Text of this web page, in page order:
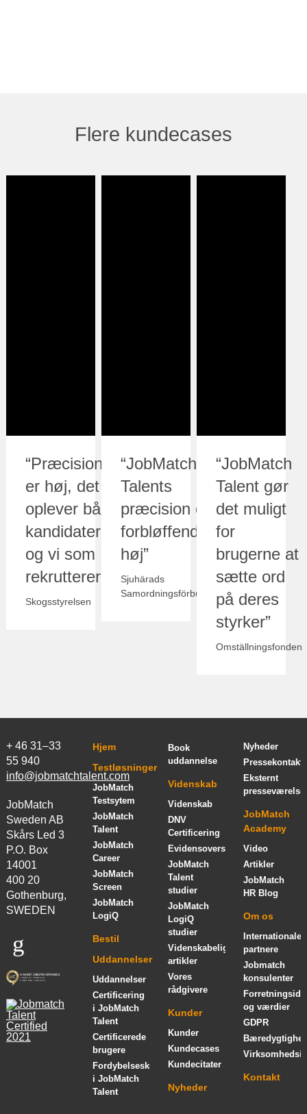
Flere kundecases
“Præcisionen
er høj, det
oplever både
kandidaterne
og vi som
rekrutterere”
Skogsstyrelsen
“JobMatch
Talents
præcision er
forbløffende
høj”
Sjuhärads
Samordningsförbund
“JobMatch
Talent gør
det muligt
for
brugerne at
sætte ord
på deres
styrker”
Omställningsfonden
+ 46 31–33
55 940
info@jobmatchtalent.com
JobMatch
Sweden AB
Skårs Led 3
P.O. Box
14001
400 20
Gothenburg,
SWEDEN
Hjem
Testløsninger
JobMatch
Testsytem
JobMatch
Talent
JobMatch
Career
JobMatch
Screen
JobMatch
LogiQ
Bestil
Uddannelser
Uddannelser
Certificering
i JobMatch
Talent
Certificerede
brugere
Fordybelseskursus
i JobMatch
Talent
Book
uddannelse
Videnskab
Videnskab
DNV
Certificering
Evidensoversigt
JobMatch
Talent
studier
JobMatch
LogiQ
studier
Videnskabelige
artikler
Vores
rådgivere
Kunder
Kunder
Kundecases
Kundecitater
Nyheder
Nyheder
Pressekontakt
Eksternt
presseværelse
JobMatch
Academy
Video
Artikler
JobMatch
HR Blog
Om os
Internationale
partnere
Jobmatch
konsulenter
Forretningsidé
og værdier
GDPR
Kontakt